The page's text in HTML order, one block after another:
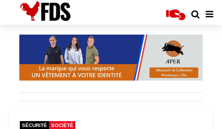
SÉCURITÉ SOCIÉTÉ